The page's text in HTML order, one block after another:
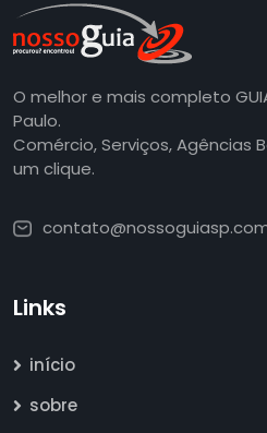
O melhor e mais completo
Paulo.
Comércio, Serviços, Agências
um clique.
Links
início
sobre